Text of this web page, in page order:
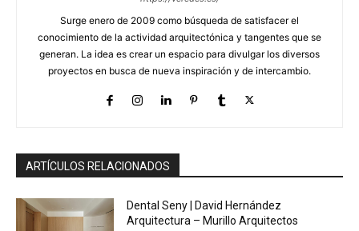
Surge enero de 2009 como búsqueda de satisfacer el
conocimiento de la actividad arquitectónica y tangentes que se
generan. La idea es crear un espacio para divulgar los diversos
proyectos en busca de nueva inspiración y de intercambio.
ARTÍCULOS RELACIONADOS
Dental Seny | David Hernández
Arquitectura – Murillo Arquitectos